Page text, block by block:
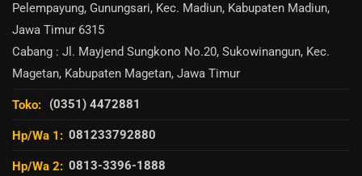
Pelempayung, Gunungsari, Kec. Madiun, Kabupaten Madiun,
Jawa Timur 6315
Cabang : Jl. Mayjend Sungkono No.20, Sukowinangun, Kec.
Magetan, Kabupaten Magetan, Jawa Timur
Toko: (0351) 4472881
Hp/Wa 1: 081233792880
Hp/Wa 2: 0813-3396-1888